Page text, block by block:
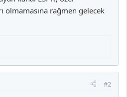
olmamasına rağmen gelecek
#2